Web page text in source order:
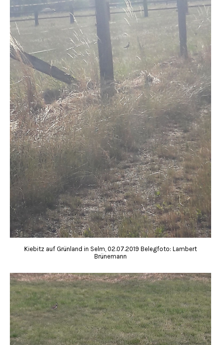
Kiebitz auf Grünland in Selm, 02.07.2019 Belegfoto: Lambert
Brünemann